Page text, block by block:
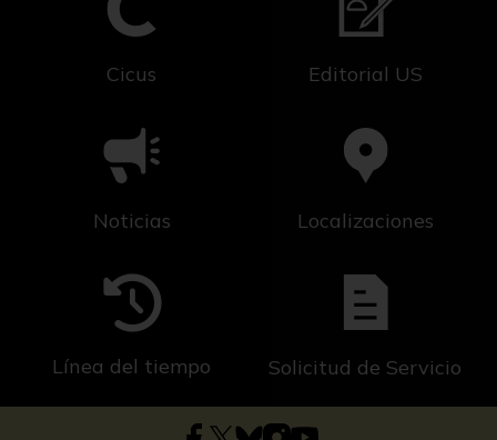
Cicus Editorial US
Noticias Localizaciones
Línea del tiempo Solicitud de Servicio